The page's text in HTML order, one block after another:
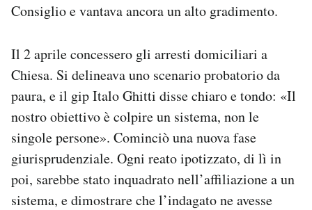
Consiglio e vantava ancora un alto gradimento.
Il 2 aprile concessero gli arresti domiciliari a
Chiesa. Si delineava uno scenario probatorio da
paura, e il gip Italo Ghitti disse chiaro e tondo: «Il
nostro obiettivo è colpire un sistema, non le
singole persone». Cominciò una nuova fase
giurisprudenziale. Ogni reato ipotizzato, di lì in
poi, sarebbe stato inquadrato nell’affiliazione a un
sistema, e dimostrare che l’indagato ne avesse